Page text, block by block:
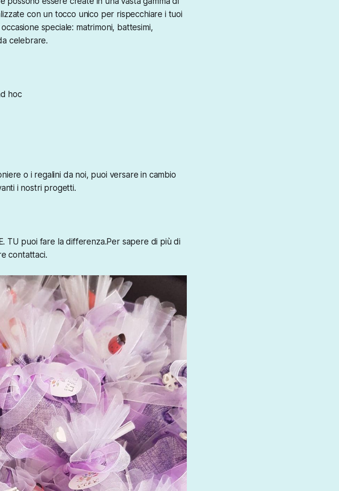
con un tocco unico per rispecchiare i tuoi
speciale: matrimoni, battesimi,
celebrare.
hoc
o i regalini da noi, puoi versare in cambio
i nostri progetti.
TU puoi fare la differenza.Per sapere di più di
contattaci.